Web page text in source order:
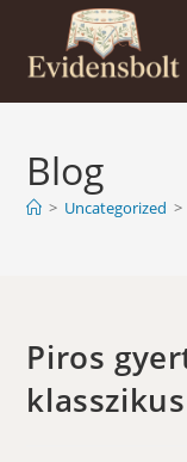
content
Blog
> Uncategorized >
Piros
klasszikus